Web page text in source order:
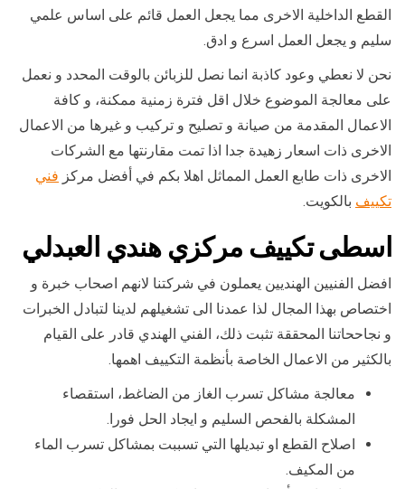
القطع الداخلية الاخرى مما يجعل العمل قائم على اساس علمي
سليم و يجعل العمل اسرع و ادق.
نحن لا نعطي وعود كاذبة انما نصل للزبائن بالوقت المحدد و نعمل
على معالجة الموضوع خلال اقل فترة زمنية ممكنة، و كافة
الاعمال المقدمة من صيانة و تصليح و تركيب و غيرها من الاعمال
الاخرى ذات اسعار زهيدة جدا اذا تمت مقارنتها مع الشركات
الاخرى ذات طابع العمل المماثل اهلا بكم في أفضل مركز فني
تكييف بالكويت.
اسطى تكييف مركزي هندي العبدلي
افضل الفنيين الهنديين يعملون في شركتنا لانهم اصحاب خبرة و
اختصاص بهذا المجال لذا عمدنا الى تشغيلهم لدينا لتبادل الخبرات
و نجاححاتنا المحققة تثبت ذلك، الفني الهندي قادر على القيام
بالكثير من الاعمال الخاصة بأنظمة التكييف اهمها.
معالجة مشاكل تسرب الغاز من الضاغط، استقصاء
المشكلة بالفحص السليم و ايجاد الحل فورا.
اصلاح القطع او تبديلها التي تسببت بمشاكل تسرب الماء
من المكيف.